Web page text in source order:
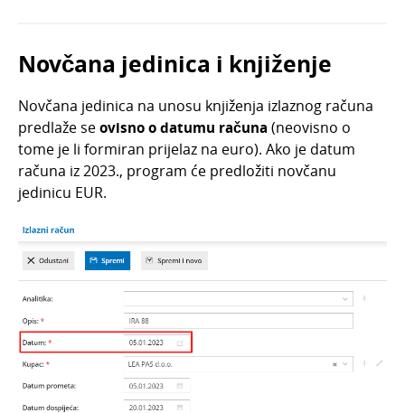
Novčana jedinica i knjiženje
Novčana jedinica na unosu knjiženja izlaznog računa
predlaže seovisno o datumu računa (neovisno o
tome je li formiran prijelaz na euro). Ako je datum
računa iz 2023., program će predložiti novčanu
jedinicu EUR.